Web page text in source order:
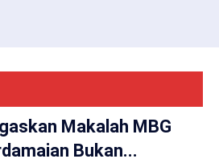
Makalah MBG
Bukan...